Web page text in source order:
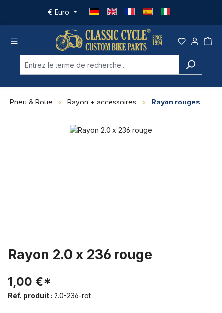
Passer au contenu principal
€ Euro
Pneu & Roue Rayon + accessoires Rayon rouges
Ignorer la galerie d'images
Rayon 2.0 x 236 rouge
1,00 €*
Réf. produit : 2.0-236-rot